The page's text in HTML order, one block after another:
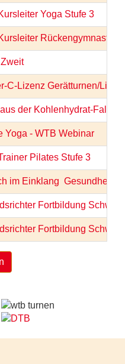
Yoga Stufe 3
Rückengymnastik
C-Lizenz Gerätturnen/
der Kohlenhydrat-Falle
Yoga - WTB Webinar
Pilates Stufe 3
im Einklang  Gesundheit
Fortbildung
Fortbildung